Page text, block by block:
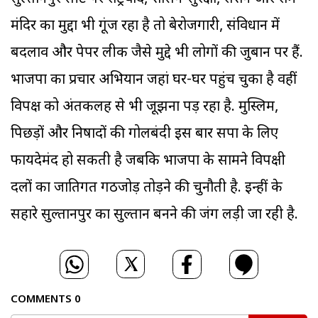
मंदिर का मुद्दा भी गूंज रहा है तो बेरोजगारी, संविधान में
बदलाव और पेपर लीक जैसे मुद्दे भी लोगों की जुबान पर हैं.
भाजपा का प्रचार अभि‍यान जहां घर-घर पहुंच चुका है वहीं
विपक्ष को अंतर्कलह से भी जूझना पड़ रहा है. मुस्लि‍म,
पिछड़ों और निषादों की गोलबंदी इस बार सपा के लिए
फायदेमंद हो सकती है जबकि भाजपा के सामने विपक्षी
दलों का जातिगत गठजोड़ तोड़ने की चुनौती है. इन्हीं के
सहारे सुल्तानपुर का सुल्तान बनने की जंग लड़ी जा रही है.
COMMENTS 0